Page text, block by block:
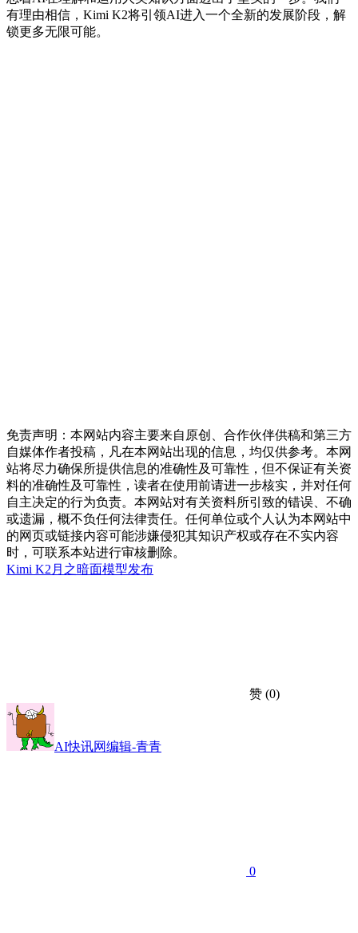
有理由相信，Kimi K2将引领AI进入一个全新的发展阶段，解
锁更多无限可能。
免责声明：本网站内容主要来自原创、合作伙伴供稿和第三方
自媒体作者投稿，凡在本网站出现的信息，均仅供参考。本网
站将尽力确保所提供信息的准确性及可靠性，但不保证有关资
料的准确性及可靠性，读者在使用前请进一步核实，并对任何
自主决定的行为负责。本网站对有关资料所引致的错误、不确
或遗漏，概不负任何法律责任。任何单位或个人认为本网站中
的网页或链接内容可能涉嫌侵犯其知识产权或存在不实内容
时，可联系本站进行审核删除。
Kimi K2 月之暗面模型发布
赞 (0)
AI快讯网编辑-青青
0